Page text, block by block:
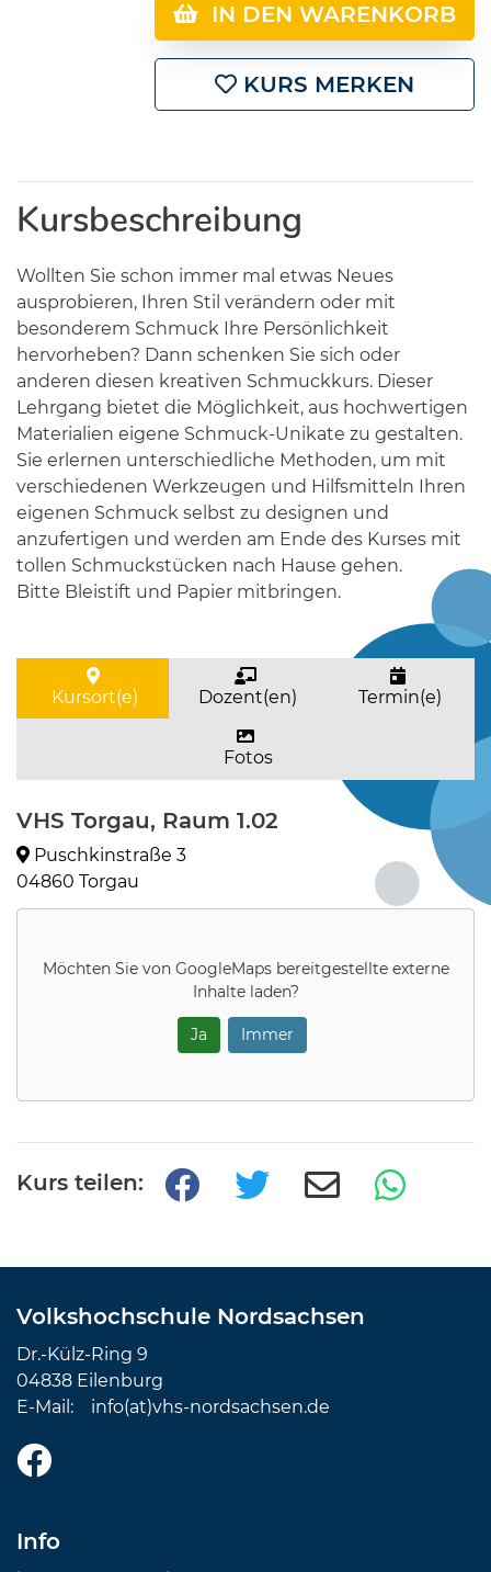
IN DEN WARENKORB
KURS MERKEN
Kursbeschreibung
Wollten Sie schon immer mal etwas Neues
ausprobieren, Ihren Stil verändern oder mit
besonderem Schmuck Ihre Persönlichkeit
hervorheben? Dann schenken Sie sich oder
anderen diesen kreativen Schmuckkurs. Dieser
Lehrgang bietet die Möglichkeit, aus hochwertigen
Materialien eigene Schmuck-Unikate zu gestalten.
Sie erlernen unterschiedliche Methoden, um mit
verschiedenen Werkzeugen und Hilfsmitteln Ihren
eigenen Schmuck selbst zu designen und
anzufertigen und werden am Ende des Kurses mit
tollen Schmuckstücken nach Hause gehen.
Bitte Bleistift und Papier mitbringen.
Kursort(e) Dozent(en) Termin(e)
Fotos
VHS Torgau, Raum 1.02
Puschkinstraße 3
04860 Torgau
Möchten Sie von GoogleMapsbereitgestellte externe
Inhalte laden?
Ja Immer
Kurs teilen:
Volkshochschule Nordsachsen
Dr.-Külz-Ring 9
04838 Eilenburg
E-Mail: info(at)vhs-nordsachsen.de
Info